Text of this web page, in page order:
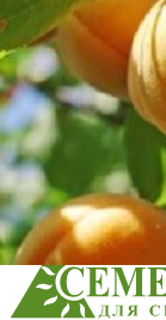
Горшки,
Посадочный
Садовый
Средства
Обустройство